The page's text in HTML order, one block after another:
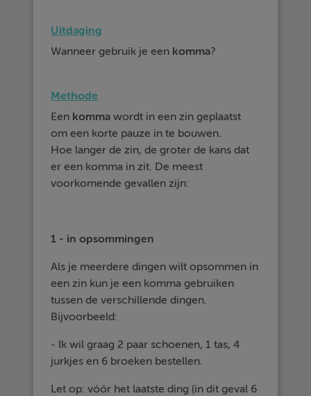
Uitdaging
Wanneer gebruik je een komma?
Methode
Een komma wordt in een zin geplaatst
om een korte pauze in te bouwen.
Hoe langer de zin, de groter de kans dat
er een komma in zit. De meest
voorkomende gevallen zijn:
1 - in opsommingen
Als je meerdere dingen wilt opsommen in
een zin kun je een komma gebruiken
tussen de verschillende dingen.
Bijvoorbeeld:
- Ik wil graag 2 paar schoenen, 1 tas, 4
jurkjes en 6 broeken bestellen.
Let op: vóór het laatste ding (in dit geval 6